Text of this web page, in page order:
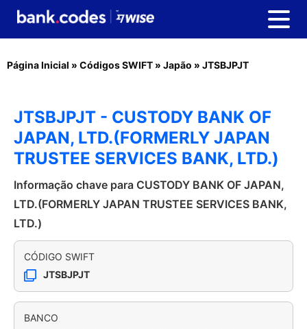
Página Inicial » Códigos SWIFT » Japão » JTSBJPJT
JTSBJPJT - CUSTODY BANK OF
JAPAN, LTD.(FORMERLY JAPAN
TRUSTEE SERVICES BANK, LTD.)
Informação chave para CUSTODY BANK OF JAPAN,
LTD.(FORMERLY JAPAN TRUSTEE SERVICES BANK,
LTD.)
CÓDIGO SWIFT
JTSBJPJT
BANCO